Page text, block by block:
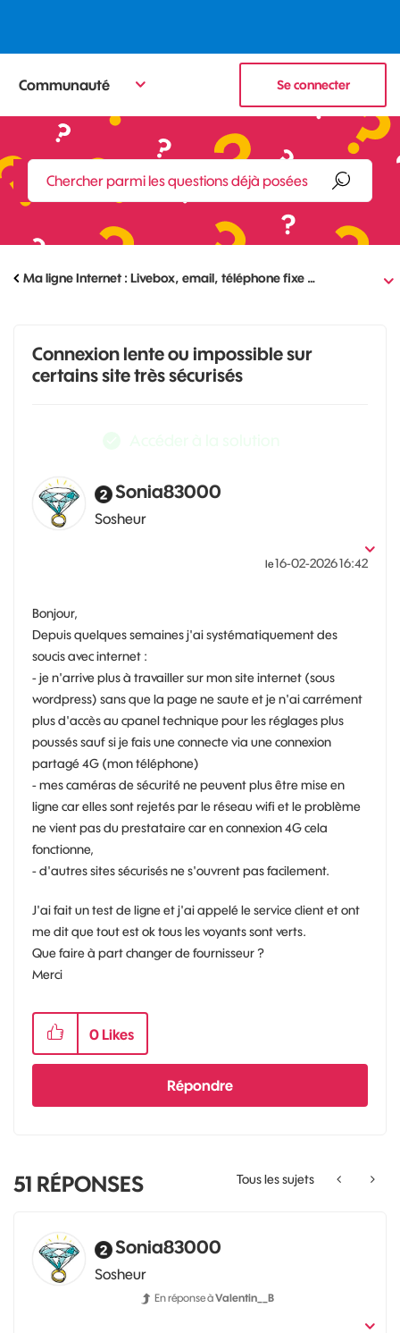
Communauté Se connecter
Ma ligne Internet : Livebox, email, téléphone fixe …
Connexion lente ou impossible sur
certains site très sécurisés
Sonia83000
Sosheur
le‎16-02-202616:42
Bonjour,
Depuis quelques semaines j'ai systématiquement des
soucis avec internet :
- je n'arrive plus à travailler sur mon site internet (sous
wordpress) sans que la page ne saute et je n'ai carrément
plus d'accès au cpanel technique pour les réglages plus
poussés sauf si je fais une connecte via une connexion
partagé 4G (mon téléphone)
- mes caméras de sécurité ne peuvent plus être mise en
ligne car elles sont rejetés par le réseau wifi et le problème
ne vient pas du prestataire car en connexion 4G cela
fonctionne,
- d'autres sites sécurisés ne s'ouvrent pas facilement.
J'ai fait un test de ligne et j'ai appelé le service client et ont
me dit que tout est ok tous les voyants sont verts.
Que faire à part changer de fournisseur ?
Merci
0 Likes
Répondre
Tous les sujets
51 RÉPONSES
Sonia83000
Sosheur
En réponse àValentin__B